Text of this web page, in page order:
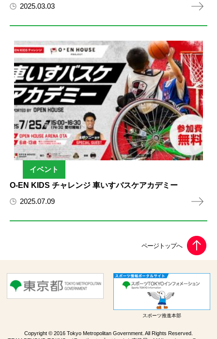
2025.03.03
イベント
O-EN KIDS チャレンジ 車いすバスケアカデミー
2025.07.09
スポーツ推進本部
Copyright © 2016 Tokyo Metropolitan Government. All Rights Reserved.